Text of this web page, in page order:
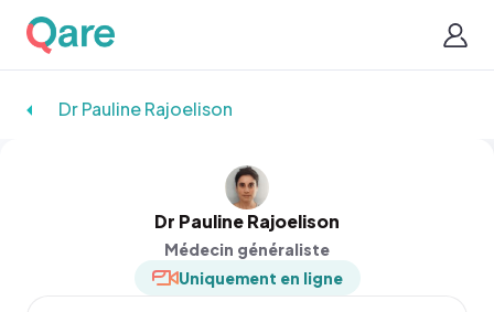
Dr Pauline Rajoelison
Dr Pauline Rajoelison
Médecin généraliste
Uniquement en ligne